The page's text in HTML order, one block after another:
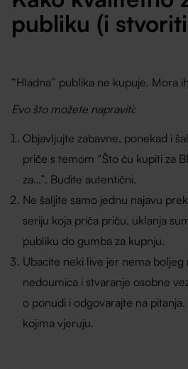
publiku (i
“Hladna” publika ne kupuje. Mora
Evo što možete napraviti:
Objavljujte zabavne, ponekad i
priče s temom “Što ću kupiti za
za…”. Budite autentični.
Ne šaljite samo jednu najavu
seriju koja priča priču, uklanja
publiku do gumba za kupnju.
Ubacite neki live jer nema boljeg
nedoumica i stvaranje osobne
o ponudi i odgovarajte na
kojima vjeruju.